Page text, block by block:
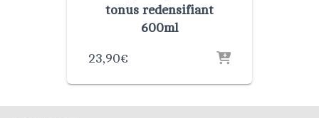
tonus redensifiant
600ml
23,90€